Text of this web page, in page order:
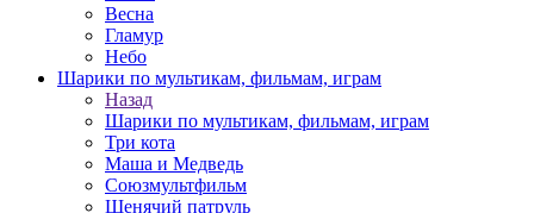
Весна
Гламур
Небо
Шарики по мультикам, фильмам, играм
Назад
Шарики по мультикам, фильмам, играм
Три кота
Маша и Медведь
Союзмультфильм
Щенячий патруль